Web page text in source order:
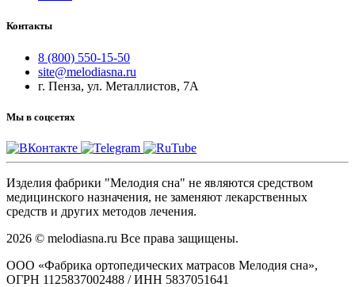
Контакты
8 (800) 550-15-50
site@melodiasna.ru
г. Пенза, ул. Металлистов, 7А
Мы в соцсетях
Изделия фабрики "Мелодия сна" не являются средством
медицинского назначения, не заменяют лекарственных
средств и других методов лечения.
2026 © melodiasna.ru Все права защищены.
ООО «Фабрика ортопедических матрасов Мелодия сна»,
ОГРН 1125837002488 / ИНН 5837051641